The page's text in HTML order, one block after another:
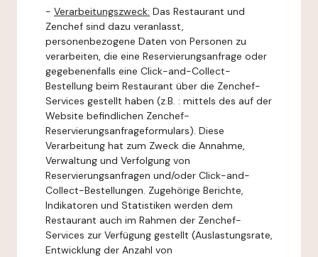
- Verarbeitungszweck: Das Restaurant und
Zenchef sind dazu veranlasst,
personenbezogene Daten von Personen zu
verarbeiten, die eine Reservierungsanfrage oder
gegebenenfalls eine Click-and-Collect-
Bestellung beim Restaurant über die Zenchef-
Services gestellt haben (z.B. : mittels des auf der
Website befindlichen Zenchef-
Reservierungsanfrageformulars). Diese
Verarbeitung hat zum Zweck die Annahme,
Verwaltung und Verfolgung von
Reservierungsanfragen und/oder Click-and-
Collect-Bestellungen. Zugehörige Berichte,
Indikatoren und Statistiken werden dem
Restaurant auch im Rahmen der Zenchef-
Services zur Verfügung gestellt (Auslastungsrate,
Entwicklung der Anzahl von